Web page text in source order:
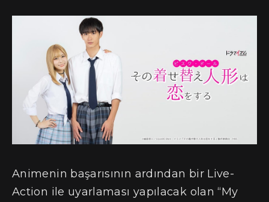
Animenin başarısının ardından bir Live-
Action ile uyarlaması yapılacak olan “My